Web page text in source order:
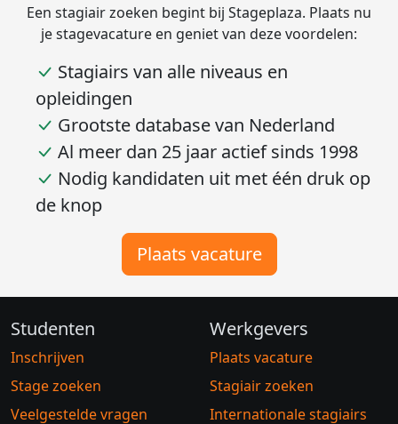
Een stagiair zoeken begint bij Stageplaza. Plaats nu
je stagevacature en geniet van deze voordelen:
Stagiairs van alle niveaus en
opleidingen
Grootste database van Nederland
Al meer dan 25 jaar actief sinds 1998
Nodig kandidaten uit met één druk op
de knop
Plaats vacature
Studenten
Inschrijven
Stage zoeken
Veelgestelde vragen
Werkgevers
Plaats vacature
Stagiair zoeken
Internationale stagiairs